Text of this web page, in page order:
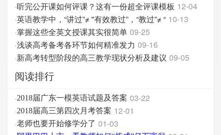
·听完公开课如何评课？这有一份超全评课模板 12-04
·英语教学中，“讲过”≠ "有效教过”，“教过”≠ “ 10-13
·掌握这些全英文授课其实很简单 09-25
·浅谈高考备考各环节如何精准发力 09-16
·新高考转型阶段的高三教学现状分析及建议 09-05
阅读排行
·2018届广东一模英语试题及答案 03-22
·2018届高三第四次月考答案 12-01
·老师也要开始修学分了 01-03